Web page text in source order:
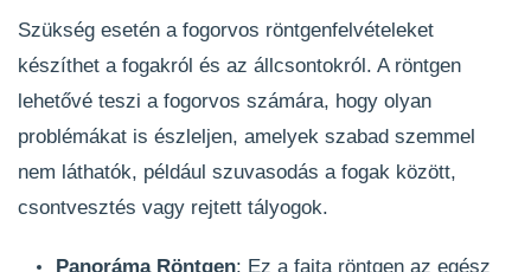
Szükség esetén a fogorvos röntgenfelvételeket
készíthet a fogakról és az állcsontokról. A röntgen
lehetővé teszi a fogorvos számára, hogy olyan
problémákat is észleljen, amelyek szabad szemmel
nem láthatók, például szuvasodás a fogak között,
csontvesztés vagy rejtett tályogok.
Panoráma Röntgen: Ez a fajta röntgen az egész